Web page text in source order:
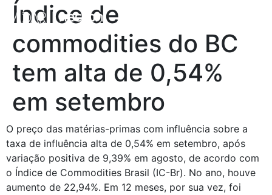
Índice de
commodities do BC
tem alta de 0,54%
em setembro
O preço das matérias-primas com influência sobre a
taxa de influência alta de 0,54% em setembro, após
variação positiva de 9,39% em agosto, de acordo com
o Índice de Commodities Brasil (IC-Br). No ano, houve
aumento de 22,94%. Em 12 meses, por sua vez, foi